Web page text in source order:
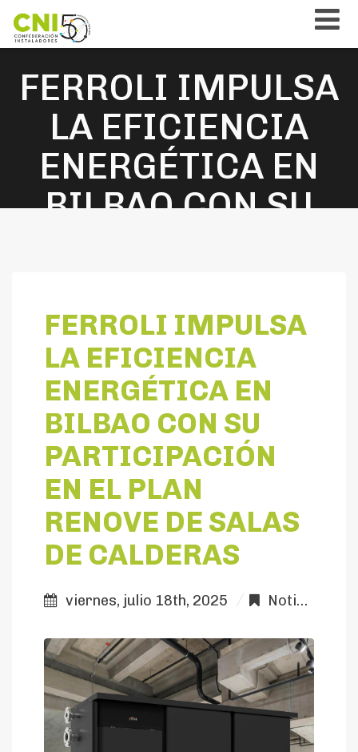
FERROLI IMPULSA
LA EFICIENCIA
ENERGÉTICA EN
BILBAO CON SU
RENOVE DE SALAS
DE CALDERAS
FERROLI IMPULSA
LA EFICIENCIA
ENERGÉTICA EN
BILBAO CON SU
PARTICIPACIÓN
EN EL PLAN
RENOVE DE SALAS
DE CALDERAS
viernes, julio 18th, 2025 Noticias Colaboradores